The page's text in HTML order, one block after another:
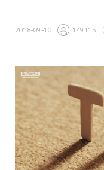
2018-09-10 149115